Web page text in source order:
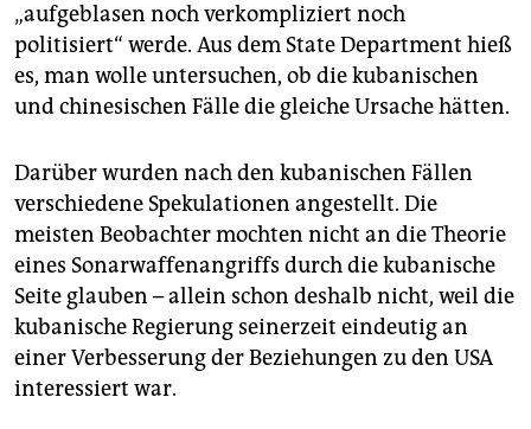
„aufgeblasen noch verkompliziert noch
politisiert“ werde. Aus dem State Department hieß
es, man wolle untersuchen, ob die kubanischen
und chinesischen Fälle die gleiche Ursache hätten.
Darüber wurden nach den kubanischen Fällen
verschiedene Spekulationen angestellt. Die
meisten Beobachter mochten nicht an die Theorie
eines Sonarwaffenangriffs durch die kubanische
Seite glauben – allein schon deshalb nicht, weil die
kubanische Regierung seinerzeit eindeutig an
einer Verbesserung der Beziehungen zu den USA
interessiert war.